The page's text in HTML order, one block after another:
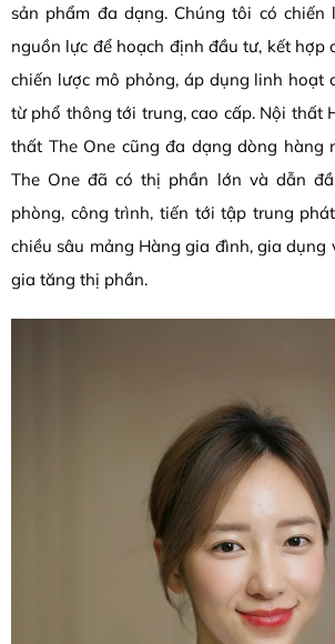
sản phẩm đa dạng. Chúng tôi có chiến
nguồn lực để hoạch định đầu tư, kết hợp
chiến lược mô phỏng, áp dụng linh hoạt
từ phổ thông tới trung, cao cấp. Nội thất
thất The One cũng đa dạng dòng hàng
The One đã có thị phần lớn và dẫn
phòng, công trình, tiến tới tập trung
chiều sâu mảng Hàng gia đình, gia dụng
gia tăng thị phần.